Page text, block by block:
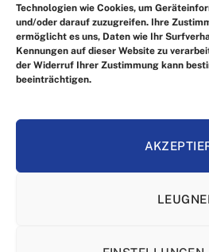
Technologien wie Cookies, um
und/oder darauf zuzugreifen. Ihre
ermöglicht es uns, Daten wie Ihr
Kennungen auf dieser Website zu
der Widerruf Ihrer Zustimmung kann
beeinträchtigen.
ALLGEMEINE